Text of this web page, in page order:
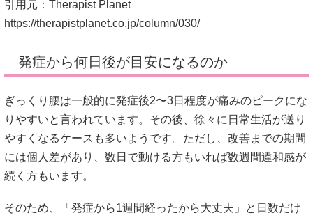
引用元：Therapist Planet
https://therapistplanet.co.jp/column/030/
発症から何日後が目安になるのか
ぎっくり腰は一般的に発症後2〜3日程度が痛みのピークにな
りやすいと言われています。その後、徐々に日常生活が送り
やすくなるケースも多いようです。ただし、改善までの期間
には個人差があり、数日で動ける方もいれば数週間違和感が
続く方もいます。
そのため、「発症から1週間経ったから大丈夫」と日数だけ